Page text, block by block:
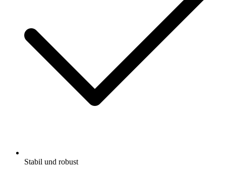
Stabil und robust